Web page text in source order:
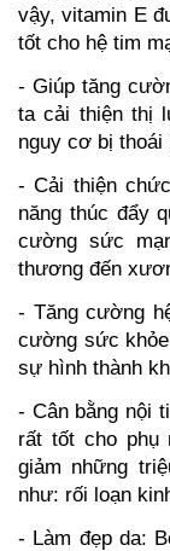
vậy, vitamin E
tốt cho hệ tim
- Giúp tăng
ta cải thiện thị
nguy cơ bị
- Cải thiện
năng thúc đẩy
cường sức
thương đến
- Tăng cường
cường sức
sự hình thành
- Cân bằng nội
rất tốt cho phụ
giảm những
như: rối loạn
- Làm đẹp da: